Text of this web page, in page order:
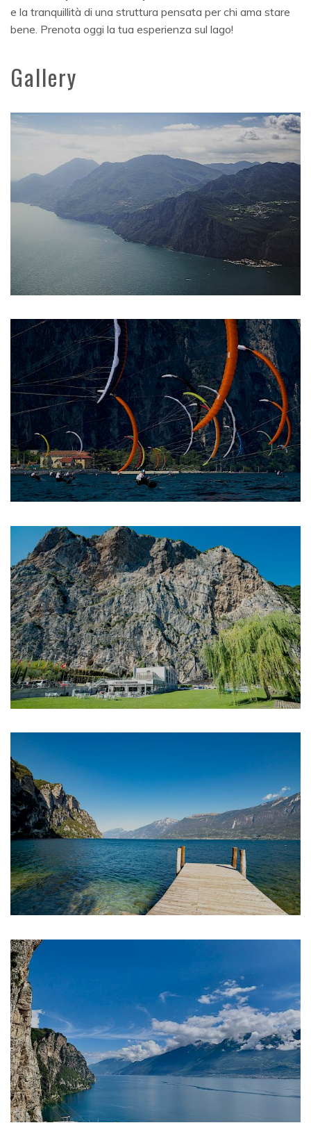
e la tranquillità di una struttura pensata per chi ama stare
bene. Prenota oggi la tua esperienza sul lago!
Gallery